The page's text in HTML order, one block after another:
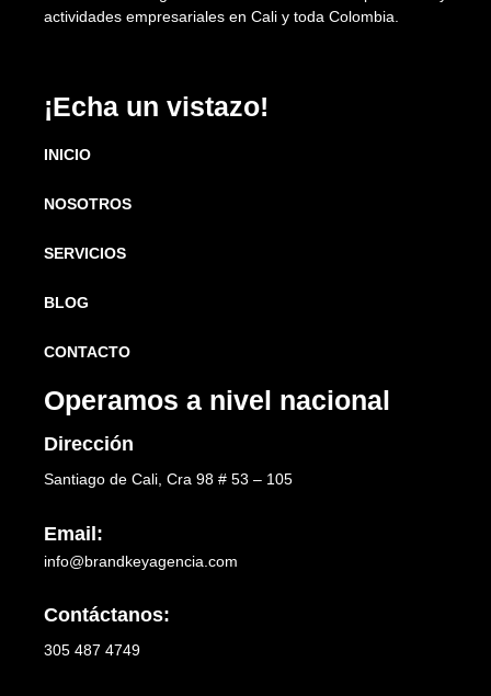
actividades empresariales en Cali y toda Colombia.
¡Echa un vistazo!
INICIO
NOSOTROS
SERVICIOS
BLOG
CONTACTO
Operamos a nivel nacional
Dirección
Santiago de Cali, Cra 98 # 53 – 105
Email:
info@brandkeyagencia.com
Contáctanos:
305 487 4749